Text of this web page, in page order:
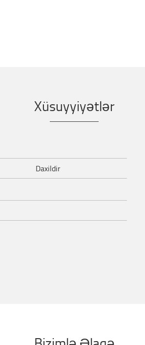
Xüsuyyiyətlər
Daxildir